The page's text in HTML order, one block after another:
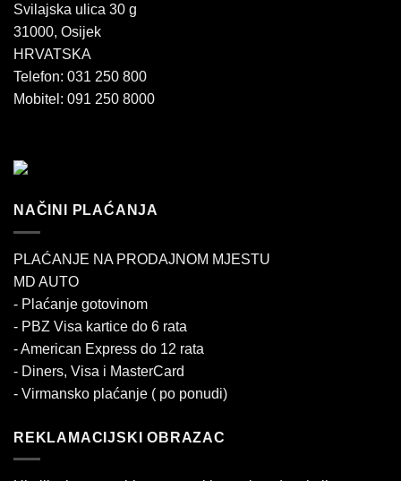
Svilajska ulica 30 g
31000, Osijek
HRVATSKA
Telefon: 031 250 800
Mobitel: 091 250 8000
NAČINI PLAĆANJA
PLAĆANJE NA PRODAJNOM MJESTU
MD AUTO
- Plaćanje gotovinom
- PBZ Visa kartice do 6 rata
- American Express do 12 rata
- Diners, Visa i MasterCard
- Virmansko plaćanje ( po ponudi)
REKLAMACIJSKI OBRAZAC